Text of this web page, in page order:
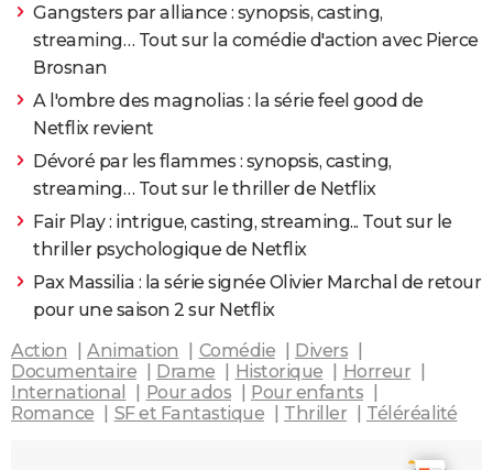
Gangsters par alliance : synopsis, casting,
streaming… Tout sur la comédie d'action avec Pierce
Brosnan
A l'ombre des magnolias : la série feel good de
Netflix revient
Dévoré par les flammes : synopsis, casting,
streaming… Tout sur le thriller de Netflix
Fair Play : intrigue, casting, streaming... Tout sur le
thriller psychologique de Netflix
Pax Massilia : la série signée Olivier Marchal de retour
pour une saison 2 sur Netflix
Action
Animation Comédie
Divers
Documentaire
Drame Historique
Horreur
International
Pour ados
Pour enfants
Romance
SF et Fantastique Thriller Téléréalité